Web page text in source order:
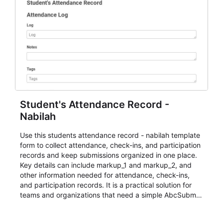
Student's Attendance Record -
Nabilah
Use this students attendance record - nabilah template
form to collect attendance, check-ins, and participation
records and keep submissions organized in one place.
Key details can include markup_1 and markup_2, and
other information needed for attendance, check-ins,
and participation records. It is a practical solution for
teams and organizations that need a simple AbcSubmit